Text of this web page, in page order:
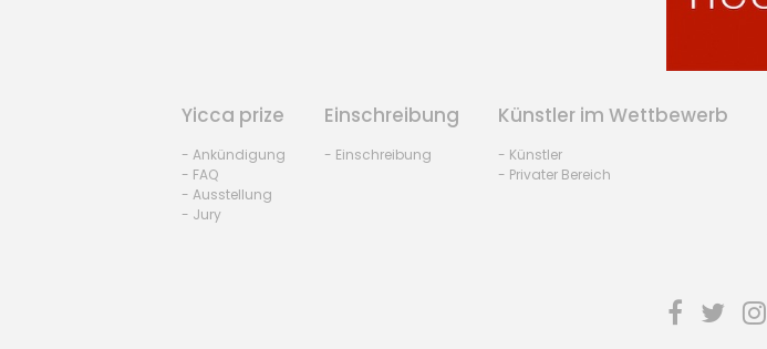
Yicca prize
- Ankündigung
- FAQ
- Ausstellung
- Jury
Einschreibung
- Einschreibung
Künstler im Wettbewerb
- Künstler
- Privater Bereich